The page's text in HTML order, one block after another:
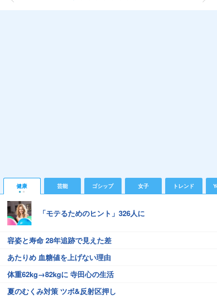
健康 芸能 ゴシップ 女子 トレンド
「モテるためのヒント」326人に
容姿と寿命 28年追跡で見えた差
あたりめ 血糖値を上げない理由
体重62kg→82kgに 寺田心の生活
夏のむくみ対策 ツボ&反射区押し